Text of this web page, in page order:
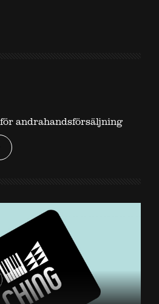
andrahandsförsäljning